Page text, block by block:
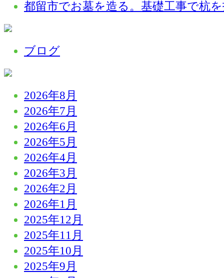
都留市でお墓を造る。基礎工事で杭
ブログ
2026年8月
2026年7月
2026年6月
2026年5月
2026年4月
2026年3月
2026年2月
2026年1月
2025年12月
2025年11月
2025年10月
2025年9月